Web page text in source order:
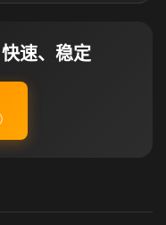
速、稳定